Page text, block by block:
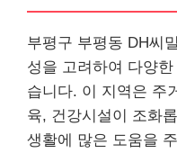
부평구 부평동 DH씨
성을 고려하여 다양
습니다. 이 지역은 주
육, 건강시설이 조화
생활에 많은 도움을